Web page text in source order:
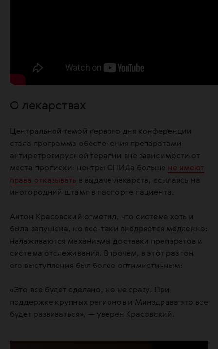
О лекарствах
Центральной темой первого дня конференции
стала программа обеспечения препаратами
антиретровирусной терапии вне зависимости от
места прописки: центры СПИДа больше не имеют
права отказывать в выдаче лекарств, ссылаясь на
иногородний штамп в паспорте пациента.
Антон Красовский отметил, что система хоть и
была запущена, но все-таки внедряется медленно:
налаживаются механизмы доставки препаратов и
система отслеживания. Впрочем, в этот раз тон
его выступления был более оптимистичным:
«Это все будет сделано, но не сразу. При
поддержке крупных регионов и Минздрава это все
будет развиваться», — уверен Красовский.